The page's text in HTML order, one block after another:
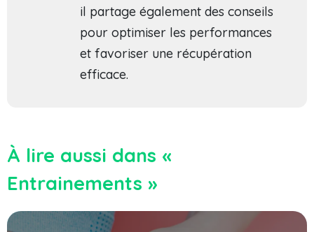
il partage également des conseils
pour optimiser les performances
et favoriser une récupération
efficace.
À lire aussi dans «
Entrainements »